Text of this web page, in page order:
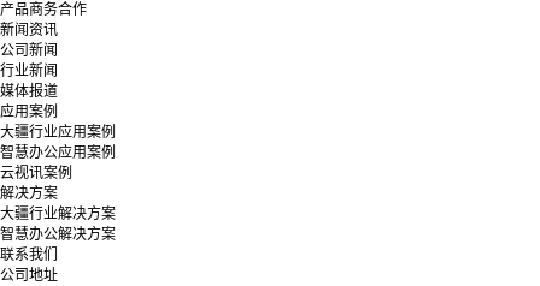
产品商务合作
新闻资讯
公司新闻
行业新闻
媒体报道
应用案例
大疆行业应用案例
智慧办公应用案例
云视讯案例
解决方案
大疆行业解决方案
智慧办公解决方案
联系我们
公司地址